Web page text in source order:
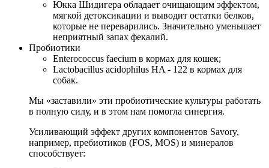
Юкка Шидигера обладает очищающим эффектом,
мягкой детоксикации и выводит остатки белков,
которые не переварились. Значительно уменьшает
неприятный запах фекалий.
Пробиотики
Enterococcus faecium в кормах для кошек;
Lactobacillus acidophilus HA - 122 в кормах для
собак.
Мы «заставили» эти пробиотические культуры работать
в полную силу, и в этом нам помогла синергия.
Усиливающий эффект других компонентов Savory,
например, пребиотиков (FOS, MOS) и минералов
способствует: